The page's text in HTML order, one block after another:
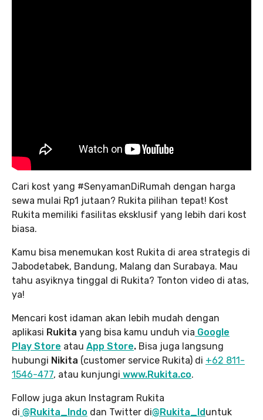
Cari kost yang #SenyamanDiRumah dengan harga
sewa mulai Rp1 jutaan? Rukita pilihan tepat! Kost
Rukita memiliki fasilitas eksklusif yang lebih dari kost
biasa.
Kamu bisa menemukan kost Rukita di area strategis di
Jabodetabek, Bandung, Malang dan Surabaya. Mau
tahu asyiknya tinggal di Rukita? Tonton video di atas,
ya!
Mencari kost idaman akan lebih mudah dengan
aplikasi Rukita yang bisa kamu unduh via Google
Play Store atau App Store. Bisa juga langsung
hubungi Nikita (customer service Rukita) di +62 811-
1546-477, atau kunjungi www.Rukita.co.
Follow juga akun Instagram Rukita
di @Rukita_Indo dan Twitter di@Rukita_Id untuk